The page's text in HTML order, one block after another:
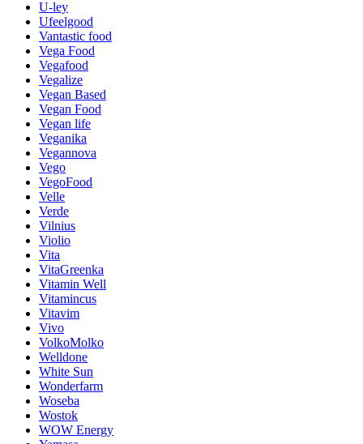
U-ley
Ufeelgood
Vantastic food
Vega Food
Vegafood
Vegalize
Vegan Based
Vegan Food
Vegan life
Veganika
Vegannova
Vego
VegoFood
Velle
Verde
Vilnius
Violio
Vita
VitaGreenka
Vitamin Well
Vitamincus
Vitavim
Vivo
VolkoMolko
Welldone
White Sun
Wonderfarm
Woseba
Wostok
WOW Energy